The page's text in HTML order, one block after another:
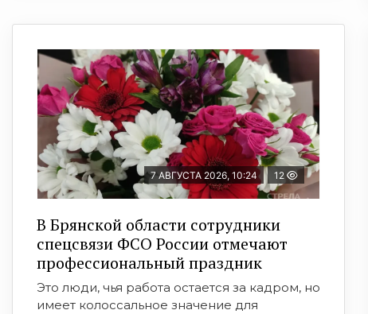
7 АВГУСТА 2026, 10:24 12
В Брянской области сотрудники
спецсвязи ФСО России отмечают
профессиональный праздник
Это люди, чья работа остается за кадром, но
имеет колоссальное значение для